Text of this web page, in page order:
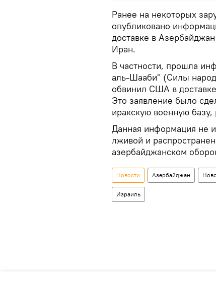
Ранее на некоторых
опубликовано
доставке в
Иран.
В частности, прошла
аль-Шааби" (Силы
обвинил США в
Это заявление было
иракскую военную
Данная информация не
лживой и
азербайджанском
Новости Азербайджан
Израиль